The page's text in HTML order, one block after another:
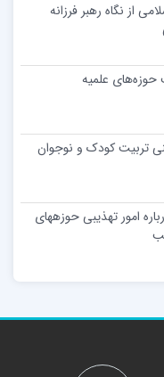
از نگاه رهبر فرزانه
حوزه‌های علمیه
تربیت کودک و نوجوان
امور تهذیبی حوزههای